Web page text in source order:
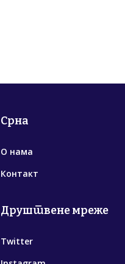
Срна
О нама
Контакт
Друштвене мреже
Twitter